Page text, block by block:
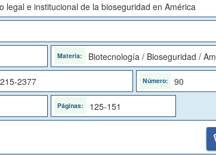
legal e institucional de la bioseguridad en América
Biotecnología / Bioseguridad /
2377 90
125-151